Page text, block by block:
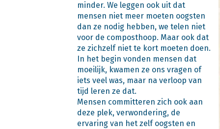
minder. We leggen ook uit dat
mensen niet meer moeten oogsten
dan ze nodig hebben, we telen niet
voor de composthoop. Maar ook dat
ze zichzelf niet te kort moeten doen.
In het begin vonden mensen dat
moeilijk, kwamen ze ons vragen of
iets veel was, maar na verloop van
tijd leren ze dat.
Mensen committeren zich ook aan
deze plek, verwondering, de
ervaring van het zelf oogsten en